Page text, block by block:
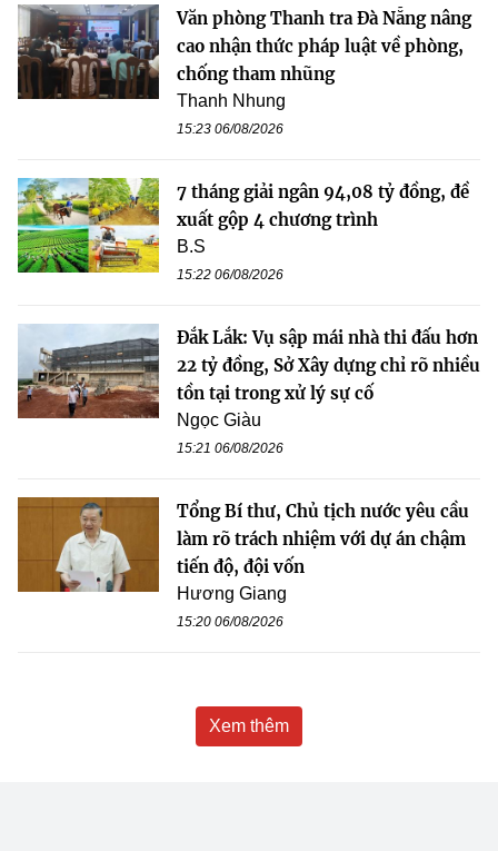
Văn phòng Thanh tra Đà Nẵng nâng
cao nhận thức pháp luật về phòng,
chống tham nhũng
Thanh Nhung
15:23 06/08/2026
7 tháng giải ngân 94,08 tỷ đồng, đề
xuất gộp 4 chương trình
B.S
15:22 06/08/2026
Đắk Lắk: Vụ sập mái nhà thi đấu hơn
22 tỷ đồng, Sở Xây dựng chỉ rõ nhiều
tồn tại trong xử lý sự cố
Ngọc Giàu
15:21 06/08/2026
Tổng Bí thư, Chủ tịch nước yêu cầu
làm rõ trách nhiệm với dự án chậm
tiến độ, đội vốn
Hương Giang
15:20 06/08/2026
Xem thêm